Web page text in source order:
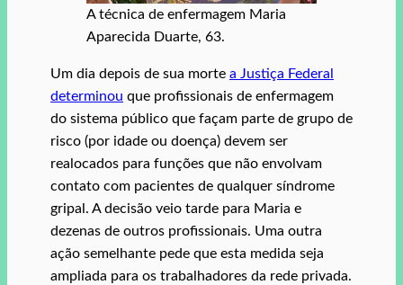
A técnica de enfermagem Maria
Aparecida Duarte, 63.
Um dia depois de sua morte a Justiça Federal
determinou que profissionais de enfermagem
do sistema público que façam parte de grupo de
risco (por idade ou doença) devem ser
realocados para funções que não envolvam
contato com pacientes de qualquer síndrome
gripal. A decisão veio tarde para Maria e
dezenas de outros profissionais. Uma outra
ação semelhante pede que esta medida seja
ampliada para os trabalhadores da rede privada.